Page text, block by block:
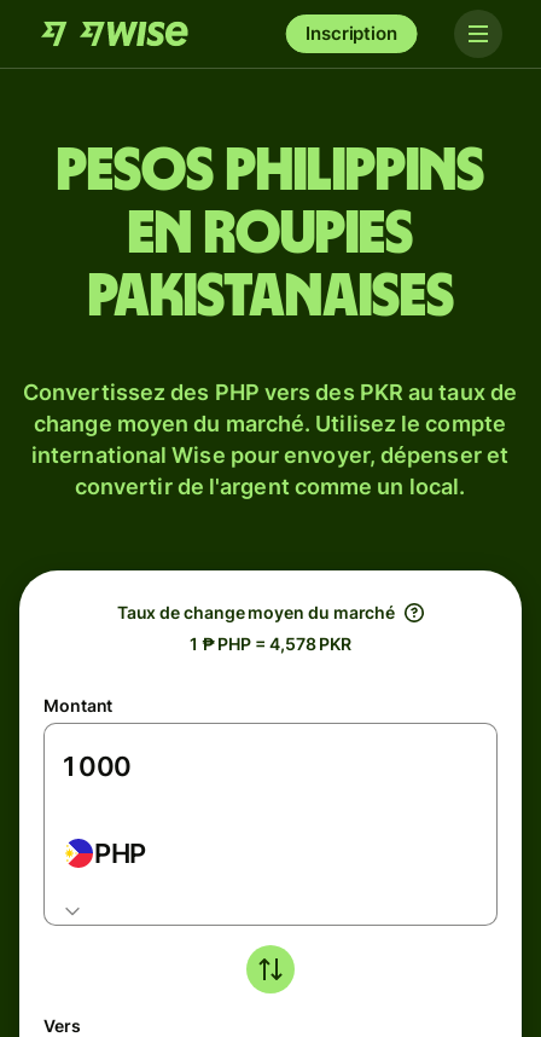
Inscription
Pesos philippins
en roupies
pakistanaises
Convertissez des PHP vers des PKR au taux de
change moyen du marché. Utilisez le compte
international Wise pour envoyer, dépenser et
convertir de l'argent comme un local.
Taux de change moyen du marché
1 ₱ PHP = 4,578 PKR
Montant
PHP
Vers